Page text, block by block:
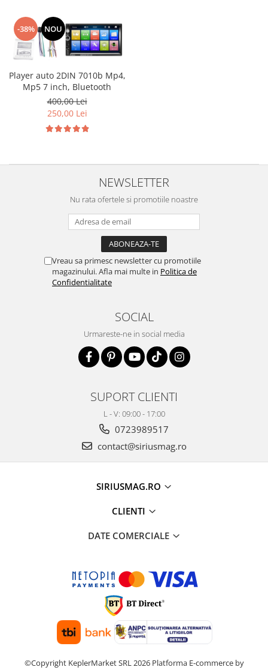
-38% NOU
Player auto 2DIN 7010b Mp4,
Mp5 7 inch, Bluetooth
400,00 Lei
250,00 Lei
NEWSLETTER
Nu rata ofertele si promotiile noastre
Vreau sa primesc newsletter cu promotiile
magazinului. Afla mai multe in Politica de
Confidentialitate
SOCIAL
Urmareste-ne in social media
SUPORT CLIENTI
L - V: 09:00 - 17:00
0723989517
contact@siriusmag.ro
SIRIUSMAG.RO
CLIENTI
DATE COMERCIALE
©Copyright KeplerMarket SRL 2026 Platforma E-commerce by